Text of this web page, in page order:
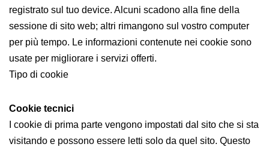
registrato sul tuo device. Alcuni scadono alla fine della
sessione di sito web; altri rimangono sul vostro computer
per più tempo. Le informazioni contenute nei cookie sono
usate per migliorare i servizi offerti.
Tipo di cookie
Cookie tecnici
I cookie di prima parte vengono impostati dal sito che si sta
visitando e possono essere letti solo da quel sito. Questo